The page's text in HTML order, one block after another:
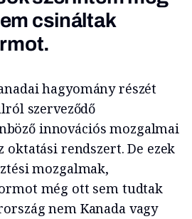
csináltak
hagyomány részét
szerveződő
innovációs mozgalmai
oktatási rendszert. De ezek
mozgalmak,
még ott sem tudtak
nem Kanada vagy